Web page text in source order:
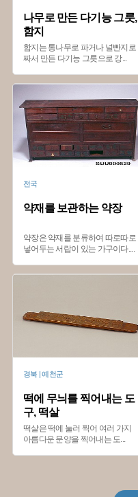
나무로 만든 다기능 그릇,
함지
함지는 통나무로 파거나 널빤지로
짜서 만든 다기능 그릇으로 강...
전국
약재를 보관하는 약장
약장은 약재를 분류하여 따로따로
넣어두는 서랍이 있는 가구이다....
경북 | 예천군
떡에 무늬를 찍어내는 도
구, 떡살
떡살은 떡에 눌러 찍어 여러 가지
아름다운 문양을 찍어내는 도...